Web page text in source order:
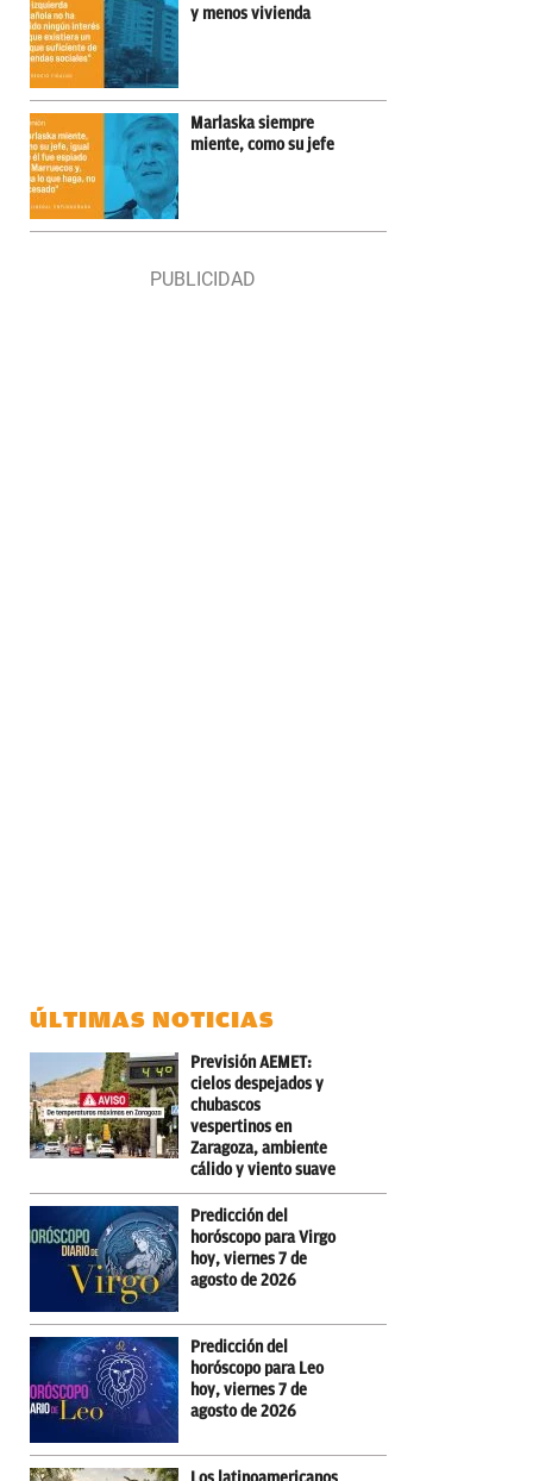
y menos vivienda
Marlaska siempre
miente, como su jefe
ÚLTIMAS NOTICIAS
Previsión AEMET:
cielos despejados y
chubascos
vespertinos en
Zaragoza, ambiente
cálido y viento suave
Predicción del
horóscopo para Virgo
hoy, viernes 7 de
agosto de 2026
Predicción del
horóscopo para Leo
hoy, viernes 7 de
agosto de 2026